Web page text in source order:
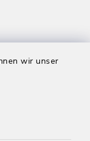
wir unser